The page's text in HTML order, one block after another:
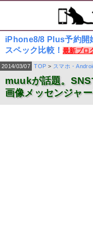
iPhone8/8 Plus予約開
スペック比較！最新ブロ
2014/03/07 TOP > スマホ・
muukが話題。
画像メッセンジャ